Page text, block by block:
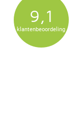
9,1
klantenbeoordeling